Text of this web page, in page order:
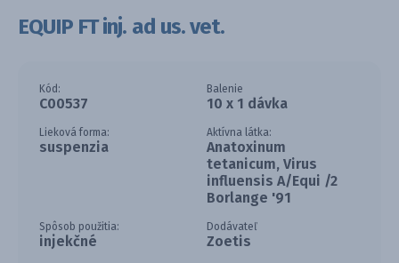
EQUIP FT inj. ad us. vet.
Kód:
C00537
Balenie
10 x 1 dávka
Lieková forma:
suspenzia
Aktívna látka:
Anatoxinum
tetanicum, Virus
influensis A/Equi /2
Borlange '91
Spôsob použitia:
injekčné
Dodávateľ
Zoetis